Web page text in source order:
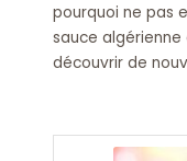
pourquoi ne pas
sauce algérienne
découvrir de